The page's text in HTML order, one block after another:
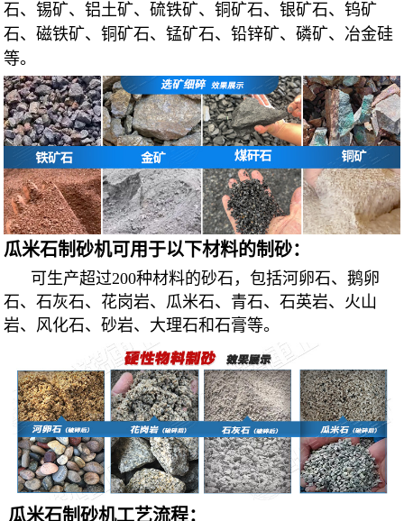
石、锡矿、铝土矿、硫铁矿、铜矿石、银矿石、钨矿
石、磁铁矿、铜矿石、锰矿石、铅锌矿、磷矿、冶金硅
等。
瓜米石制砂机可用于以下材料的制砂：
可生产超过200种材料的砂石，包括河卵石、鹅卵
石、石灰石、花岗岩、瓜米石、青石、石英岩、火山
岩、风化石、砂岩、大理石和石膏等。
瓜米石制砂机工艺流程：